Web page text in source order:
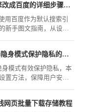
google浏览器搜索引擎改成百度的详细步骤新手图文教学
用百度作为默认搜索引
新手图文指南，从设置
google Chrome浏览器隐身模式保护隐私的实用方法
身模式有效保护隐私，本
置方法，保障用户安全
网页批量下载存储教程